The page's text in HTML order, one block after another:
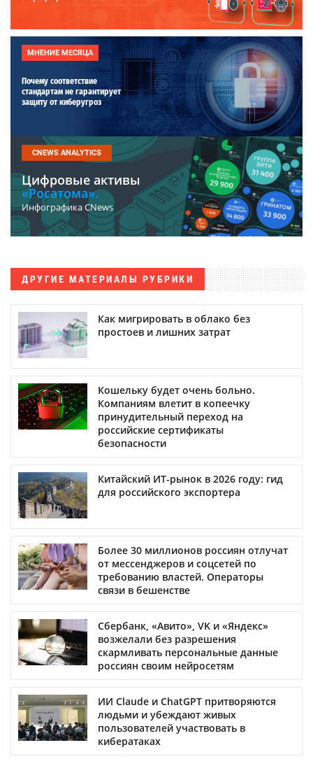
МНЕНИЕ МЕСЯЦА
Почему соответствие
стандартам не гарантирует
защиту от киберугроз
CNEWS ANALYTICS
Цифровые активы
«Росатома».
Инфографика CNews
ДРУГИЕ МАТЕРИАЛЫ РУБРИКИ
Как мигрировать в облако без
простоев и лишних затрат
Кошельку будет очень больно.
Компаниям влетит в копеечку
принудительный переход на
российские сертификаты
безопасности
Китайский ИТ-рынок в 2026 году: гид
для российского экспортера
Более 30 миллионов россиян отлучат
от мессенджеров и соцсетей по
требованию властей. Операторы
связи в бешенстве
Сбербанк, «Авито», VK и «Яндекс»
возжелали без разрешения
скармливать персональные данные
россиян своим нейросетям
ИИ Claude и ChatGPT притворяются
людьми и убеждают живых
пользователей участвовать в
кибератаках